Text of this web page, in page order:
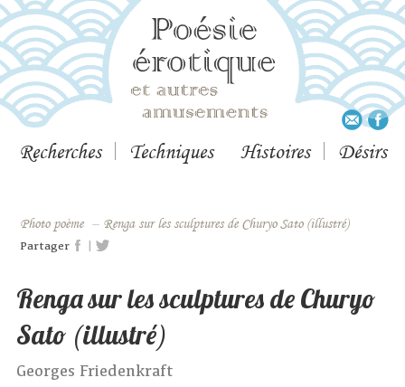
Recherches Techniques Histoires Désirs
Photo poème – Renga sur les sculptures de Churyo Sato (illustré)
Partager |
Renga sur les sculptures de Churyo
Sato (illustré)
Georges Friedenkraft